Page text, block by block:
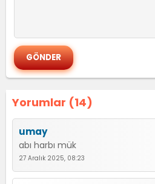
Yorumlar (14)
umay
abı harbı mük
27 Aralık 2025, 08:23